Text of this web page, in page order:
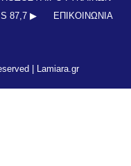
87,7 ▶︎ ΕΠΙΚΟΙΝΩΝΊΑ
| Lamiara.gr